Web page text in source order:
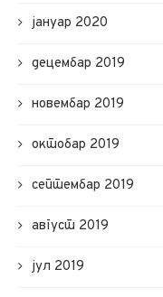
јануар 2020
децембар 2019
новембар 2019
октобар 2019
септембар 2019
август 2019
јул 2019